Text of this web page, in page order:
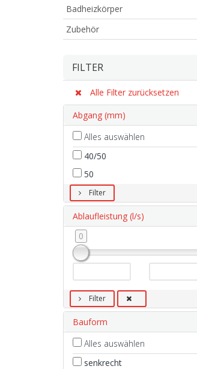
Badheizkörper
Zubehör
FILTER
Alle Filter zurücksetzen
Abgang (mm)
Alles auswählen
40/50
50
Filter
Ablaufleistung (l/s)
0
Filter
Bauform
Alles auswählen
senkrecht